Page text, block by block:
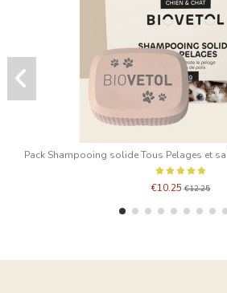
Pack Shampooing solide Tous Pelages et
€10.25€12.25